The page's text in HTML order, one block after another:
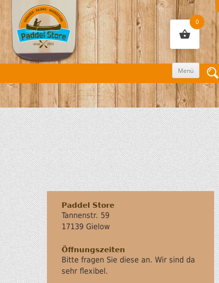
Menü
Zum
Inhalt
Paddel Store
Tannenstr. 59
17139 Gielow
Öffnungszeiten
Bitte fragen Sie diese an. Wir sind da
sehr flexibel.
0